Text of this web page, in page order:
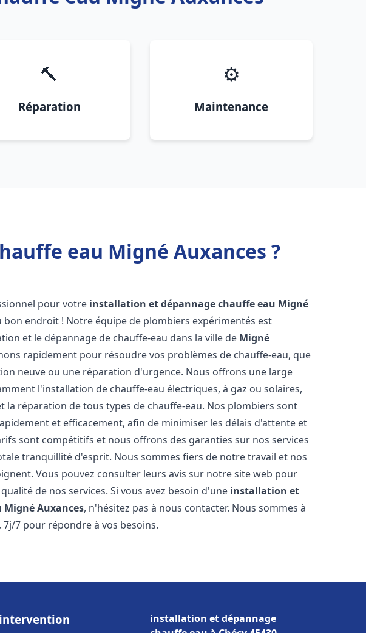
🔨
Réparation
⚙️
Maintenance
eau Migné Auxances ?
pour votre installation et dépannage chauffe eau Migné
bon endroit ! Notre équipe de plombiers expérimentés est
et le dépannage de chauffe-eau dans la ville de Migné
rapidement pour résoudre vos problèmes de chauffe-eau, que
neuve ou une réparation d'urgence. Nous offrons une large
l'installation de chauffe-eau électriques, à gaz ou solaires,
la réparation de tous types de chauffe-eau. Nos plombiers sont
et efficacement, afin de minimiser les délais d'attente et
sont compétitifs et nous offrons des garanties sur nos services
tranquillité d'esprit. Nous sommes fiers de notre travail et nos
Vous pouvez consulter leurs avis sur notre site web pour
de nos services. Si vous avez besoin d'une installation et
Migné Auxances, n'hésitez pas à nous contacter. Nous sommes à
7 pour répondre à vos besoins.
installation et dépannage